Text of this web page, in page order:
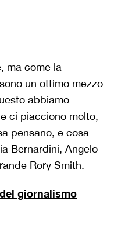
ma come la
un ottimo mezzo
abbiamo
ci piacciono molto,
pensano, e cosa
Bernardini, Angelo
Rory Smith.
giornalismo